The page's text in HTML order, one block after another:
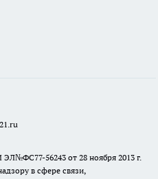
56243 от 28 ноября 2013 г.
в сфере связи,